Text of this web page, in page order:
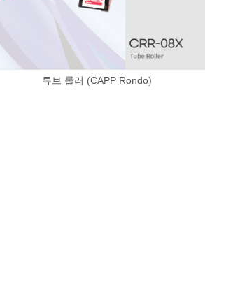
튜브 롤러 (CAPP Rondo)